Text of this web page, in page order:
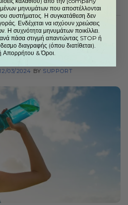
πίνετε αρκετό νερό:
Lida Green Inc.
03/2024 BY SUPPORT
μηνυμάτων που αποστέλλονται
συστήματος. Η συγκατάθεση δεν
Ενδέχεται να ισχύουν χρεώσεις
Η συχνότητα μηνυμάτων ποικίλλει.
ανά πάσα στιγμή απαντώντας STOP ή
διαγραφής (όπου διατίθεται).
Απορρήτου &Όροι.